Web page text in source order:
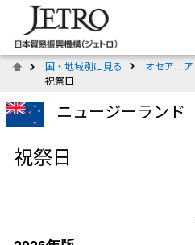
国・地域別に見る オセアニア
祝祭日
ニュージーランド
祝祭日